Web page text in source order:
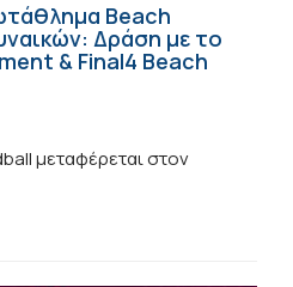
Beach
Δράση με το
& Final4 Beach
μεταφέρεται στον